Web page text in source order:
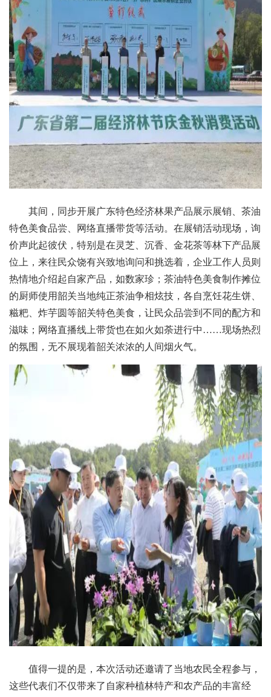
其间，同步开展广东特色经济林果产品展示展销、茶油
特色美食品尝、网络直播带货等活动。在展销活动现场，询
价声此起彼伏，特别是在灵芝、沉香、金花茶等林下产品展
位上，来往民众饶有兴致地询问和挑选着，企业工作人员则
热情地介绍起自家产品，如数家珍；茶油特色美食制作摊位
的厨师使用韶关当地纯正茶油争相炫技，各自烹饪花生饼、
糍粑、炸芋圆等韶关特色美食，让民众品尝到不同的配方和
滋味；网络直播线上带货也在如火如荼进行中……现场热烈
的氛围，无不展现着韶关浓浓的人间烟火气。
值得一提的是，本次活动还邀请了当地农民全程参与，
这些代表们不仅带来了自家种植林特产和农产品的丰富经